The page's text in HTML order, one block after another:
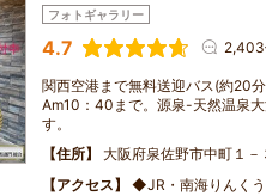
フォトギャラリー
4.7
関西空港まで無料送迎バス(約20
Am10：40まで。源泉-天然温泉
す。
住所
大阪府泉佐野市中町１－
アクセス
◆JR・南海りんく